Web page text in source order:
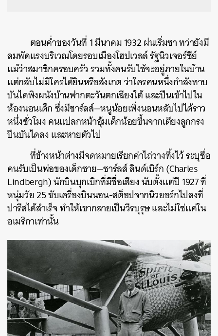
ตอนค่ำของวันที่ 1 มีนาคม 1932 ฝนเริ่มซา ทว่ายังมี
ลมพัดแรงบริเวณโดยรอบเมืองโฮปเวลล์ รัฐนิวเจอร์ซีย์
แม้ว่าสมาชิกครอบครัว รวมทั้งคนรับใช้จะอยู่ภายในบ้าน
แต่กลับไม่มีใครได้ยินหรือสังเกต ว่าใครคนหนึ่งกำลังทาบ
บันไดพิงผนังบ้านฟากตะวันตกเฉียงใต้ และปีนเข้าไปใน
ห้องนอนเด็ก ซึ่งมีชาร์ลส์—หนูน้อยเพิ่งนอนหลับไปได้ราว
หนึ่งชั่วโมง คนแปลกหน้าอุ้มเด็กน้อยขึ้นจากเตียงลูกกรง
ปีนบันไดลง และหายตัวไป
ที่ข้างหน้าต่างมีจดหมายเรียกค่าไถ่วางทิ้งไว้ ระบุชื่อ
คนรับเป็นพ่อของเด็กชาย—ชาร์ลส์ ลินด์เบิร์ก (Charles
Lindbergh) นักบินบุกเบิกที่มีชื่อเสียง นับตั้งแต่ปี 1927 ที่
หนุ่มวัย 25 ขับเครื่องบินนอน-สต็อปจากนิวยอร์กไปลงที่
ปารีสได้สำเร็จ ทำให้เขากลายเป็นวีรบุรุษ และไม่ใช่แค่ใน
อเมริกาเท่านั้น